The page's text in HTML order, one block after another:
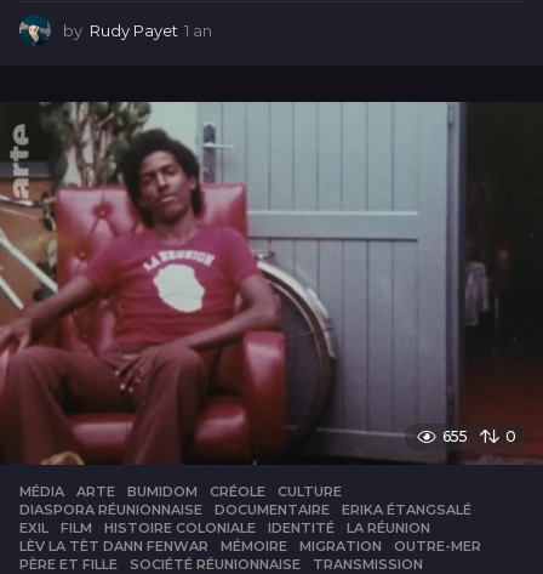
by Rudy Payet 1 an
655 0
MÉDIA ARTE ,BUMIDOM ,CRÉOLE ,CULTURE
DIASPORA RÉUNIONNAISE
,DOCUMENTAIRE ,ERIKA ÉTANGSALÉ
EXIL
,FILM ,HISTOIRE COLONIALE ,IDENTITÉ ,LA RÉUNION
LÈV LA TÈT DANN FENWAR
,MÉMOIRE ,MIGRATION ,OUTRE-MER
PÈRE ET FILLE
,SOCIÉTÉ RÉUNIONNAISE ,TRANSMISSION